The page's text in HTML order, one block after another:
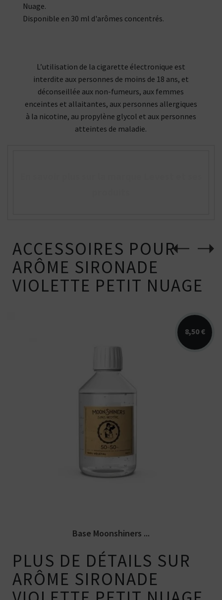
Nuage.
Disponible en 30 ml d'arômes concentrés.
L’utilisation de la cigarette électronique est
interdite aux personnes de moins de 18 ans, et
déconseillée aux non-fumeurs, aux femmes
enceintes et allaitantes, aux personnes allergiques
à la nicotine, au propylène glycol et aux personnes
atteintes de maladie.
ACCESSOIRES POUR
ARÔME SIRONADE
VIOLETTE PETIT NUAGE
8,50 €
E-liquide de base 50% PG / 50% VG sans
nicotine 100% végétal. Fabriqué...
Base Moonshiners ...
PLUS DE DÉTAILS SUR
ARÔME SIRONADE